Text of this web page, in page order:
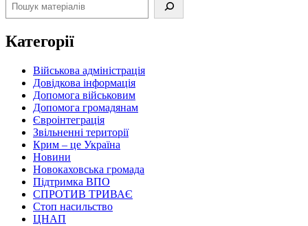
Категорії
Військова адміністрація
Довідкова інформація
Допомога військовим
Допомога громадянам
Євроінтеграція
Звільненні території
Крим – це Україна
Новини
Новокаховська громада
Підтримка ВПО
СПРОТИВ ТРИВАЄ
Стоп насильство
ЦНАП